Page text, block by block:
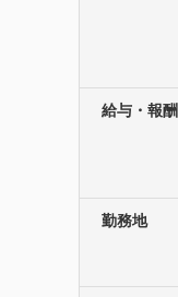
給与・報酬
勤務地